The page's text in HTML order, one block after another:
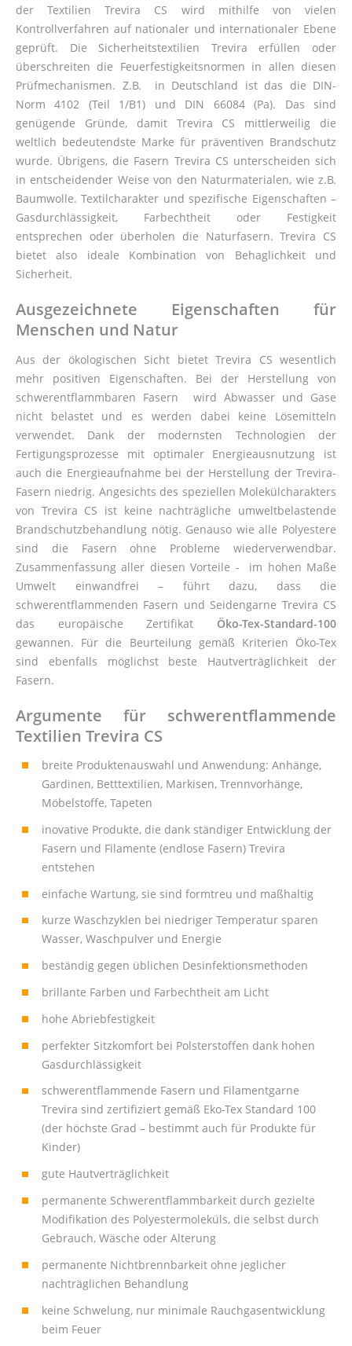
der Textilien Trevira CS wird mithilfe von vielen
Kontrollverfahren auf nationaler und internationaler Ebene
geprüft. Die Sicherheitstextilien Trevira erfüllen oder
überschreiten die Feuerfestigkeitsnormen in allen diesen
Prüfmechanismen. Z.B. in Deutschland ist das die DIN-
Norm 4102 (Teil 1/B1) und DIN 66084 (Pa). Das sind
genügende Gründe, damit Trevira CS mittlerweilig die
weltlich bedeutendste Marke für präventiven Brandschutz
wurde. Übrigens, die Fasern Trevira CS unterscheiden sich
in entscheidender Weise von den Naturmaterialen, wie z.B.
Baumwolle. Textilcharakter und spezifische Eigenschaften –
Gasdurchlässigkeit, Farbechtheit oder Festigkeit
entsprechen oder überholen die Naturfasern. Trevira CS
bietet also ideale Kombination von Behaglichkeit und
Sicherheit.
Ausgezeichnete Eigenschaften für
Menschen und Natur
Aus der ökologischen Sicht bietet Trevira CS wesentlich
mehr positiven Eigenschaften. Bei der Herstellung von
schwerentflammbaren Fasern wird Abwasser und Gase
nicht belastet und es werden dabei keine Lösemitteln
verwendet. Dank der modernsten Technologien der
Fertigungsprozesse mit optimaler Energieausnutzung ist
auch die Energieaufnahme bei der Herstellung der Trevira-
Fasern niedrig. Angesichts des speziellen Molekülcharakters
von Trevira CS ist keine nachträgliche umweltbelastende
Brandschutzbehandlung nötig. Genauso wie alle Polyestere
sind die Fasern ohne Probleme wiederverwendbar.
Zusammenfassung aller diesen Vorteile - im hohen Maße
Umwelt einwandfrei – führt dazu, dass die
schwerentflammenden Fasern und Seidengarne Trevira CS
das europäische Zertifikat Öko-Tex-Standard-100
gewannen. Für die Beurteilung gemäß Kriterien Öko-Tex
sind ebenfalls möglichst beste Hautverträglichkeit der
Fasern.
Argumente für schwerentflammende
Textilien Trevira CS
breite Produktenauswahl und Anwendung: Anhänge,
Gardinen, Betttextilien, Markisen, Trennvorhänge,
Möbelstoffe, Tapeten
inovative Produkte, die dank ständiger Entwicklung der
Fasern und Filamente (endlose Fasern) Trevira
entstehen
einfache Wartung, sie sind formtreu und maßhaltig
kurze Waschzyklen bei niedriger Temperatur sparen
Wasser, Waschpulver und Energie
beständig gegen üblichen Desinfektionsmethoden
brillante Farben und Farbechtheit am Licht
hohe Abriebfestigkeit
perfekter Sitzkomfort bei Polsterstoffen dank hohen
Gasdurchlässigkeit
schwerentflammende Fasern und Filamentgarne
Trevira sind zertifiziert gemäß Eko-Tex Standard 100
(der höchste Grad – bestimmt auch für Produkte für
Kinder)
gute Hautverträglichkeit
permanente Schwerentflammbarkeit durch gezielte
Modifikation des Polyestermoleküls, die selbst durch
Gebrauch, Wäsche oder Alterung
permanente Nichtbrennbarkeit ohne jeglicher
nachträglichen Behandlung
keine Schwelung, nur minimale Rauchgasentwicklung
beim Feuer